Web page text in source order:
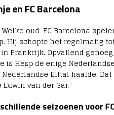
en FC Barcelona
Welke oud-FC Barcelona
Hij schopte het regelmatig
Frankrijk. Opvallend
Hesp de enige
Elftal haalde.
van der Sar.
seizoenen voor